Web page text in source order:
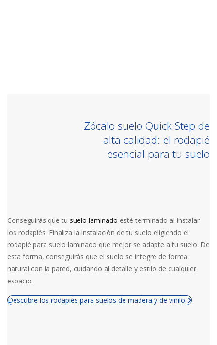
Zócalo suelo Quick Step de
alta calidad: el rodapié
esencial para tu suelo
Conseguirás que tu suelo laminado esté terminado al instalar
los rodapiés. Finaliza la instalación de tu suelo eligiendo el
rodapié para suelo laminado que mejor se adapte a tu suelo. De
esta forma, conseguirás que el suelo se integre de forma
natural con la pared, cuidando al detalle y estilo de cualquier
espacio.
Descubre los rodapiés para suelos de madera y de vinilo